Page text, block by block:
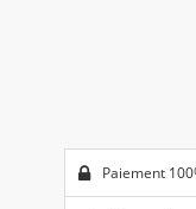
Paiement